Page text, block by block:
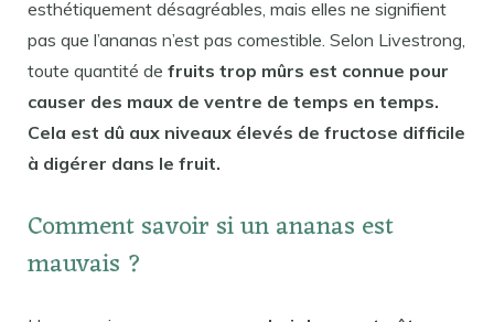
esthétiquement désagréables, mais elles ne signifient
pas que l’ananas n’est pas comestible. Selon Livestrong,
toute quantité de fruits trop mûrs est connue pour
causer des maux de ventre de temps en temps.
Cela est dû aux niveaux élevés de fructose difficile
à digérer dans le fruit.
Comment savoir si un ananas est
mauvais ?